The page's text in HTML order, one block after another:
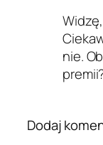
nie.
Dodaj